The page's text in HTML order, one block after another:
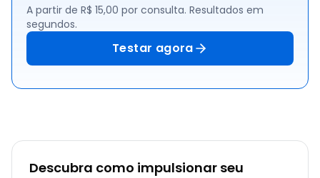
A partir de R$ 15,00 por consulta. Resultados em
segundos.
Testar agora
Descubra como impulsionar seu